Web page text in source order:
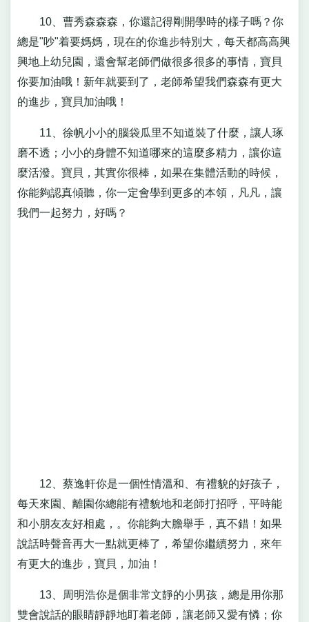
10、曹秀森森森，你還記得剛開學時的樣子嗎？你
總是"吵"着要媽媽，現在的你進步特別大，每天都高高興
興地上幼兒園，還會幫老師們做很多很多的事情，寶貝
你要加油哦！新年就要到了，老師希望我們森森有更大
的進步，寶貝加油哦！
11、徐帆小小的腦袋瓜里不知道裝了什麼，讓人琢
磨不透；小小的身體不知道哪來的這麼多精力，讓你這
麼活潑。寶貝，其實你很棒，如果在集體活動的時候，
你能夠認真傾聽，你一定會學到更多的本領，凡凡，讓
我們一起努力，好嗎？
12、蔡逸軒你是一個性情溫和、有禮貌的好孩子，
每天來園、離園你總能有禮貌地和老師打招呼，平時能
和小朋友友好相處，。你能夠大膽舉手，真不錯！如果
說話時聲音再大一點就更棒了，希望你繼續努力，來年
有更大的進步，寶貝，加油！
13、周明浩你是個非常文靜的小男孩，總是用你那
雙會說話的眼睛靜靜地盯着老師，讓老師又愛有憐；你